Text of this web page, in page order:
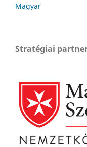
Magyar
Stratégiai